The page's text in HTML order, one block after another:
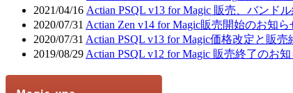
2021/04/16 Actian PSQL v13 for Magic 販売、バンド
2020/07/31 Actian Zen v14 for Magic販売開始のお知ら
2020/07/31 Actian PSQL v13 for Magic価格改定と販
2019/08/29 Actian PSQL v12 for Magic 販売終了のお